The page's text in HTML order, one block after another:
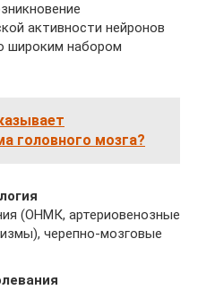
активности нейронов
широким набором
головного мозга?
(ОНМК, артериовенозные
черепно-мозговые